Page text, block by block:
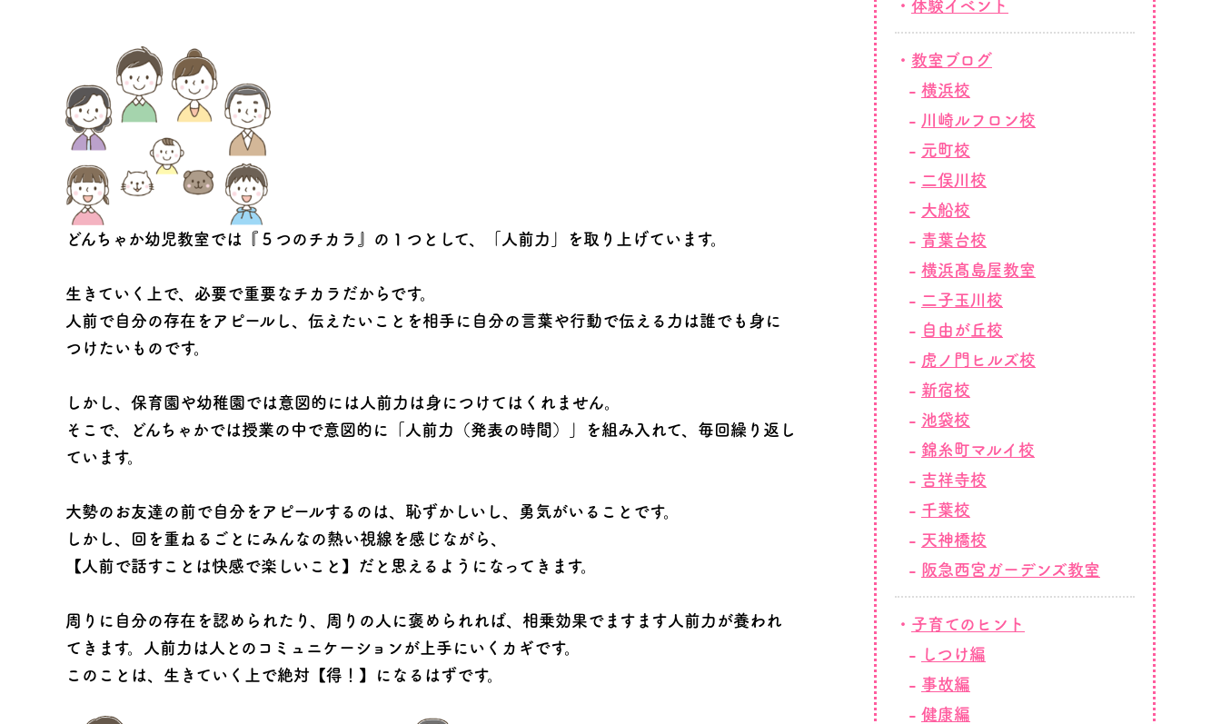
どんちゃか幼児教室では『５つのチカラ』の１つとして、「人前力」を取り上げています。
生きていく上で、必要で重要なチカラだからです。
人前で自分の存在をアピールし、伝えたいことを相手に自分の言葉や行動で伝える力は誰でも身に
つけたいものです。
しかし、保育園や幼稚園では意図的には人前力は身につけてはくれません。
そこで、どんちゃかでは授業の中で意図的に「人前力（発表の時間）」を組み入れて、毎回繰り返し
ています。
大勢のお友達の前で自分をアピールするのは、恥ずかしいし、勇気がいることです。
しかし、回を重ねるごとにみんなの熱い視線を感じながら、
【人前で話すことは快感で楽しいこと】だと思えるようになってきます。
周りに自分の存在を認められたり、周りの人に褒められれば、相乗効果でますます人前力が養われ
てきます。人前力は人とのコミュニケーションが上手にいくカギです。
このことは、生きていく上で絶対【得！】になるはずです。
体験イベント
教室ブログ
横浜校
川崎ルフロン校
元町校
二俣川校
大船校
青葉台校
横浜髙島屋教室
二子玉川校
自由が丘校
虎ノ門ヒルズ校
新宿校
池袋校
錦糸町マルイ校
吉祥寺校
千葉校
天神橋校
阪急西宮ガーデンズ教室
子育てのヒント
しつけ編
事故編
健康編